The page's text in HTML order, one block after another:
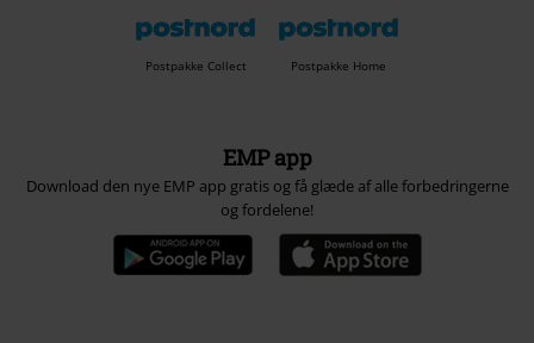
Postpakke Collect Postpakke Home
EMP app
Download den nye EMP app gratis og få glæde af alle forbedringerne
og fordelene!